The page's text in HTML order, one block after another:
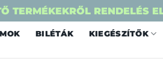
TERMÉKEKRŐL RENDELÉS
BILÉTÁK KIEGÉSZÍTŐK